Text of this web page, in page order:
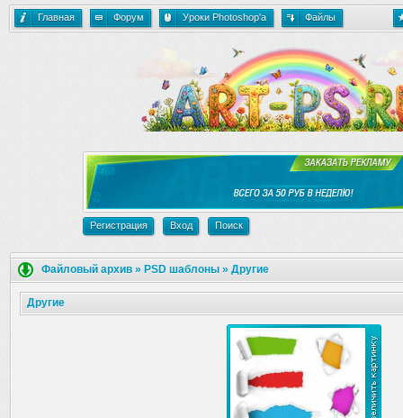
Главная Форум Уроки Photoshop'a Файлы
Регистрация Вход Поиск
Файловый архив » PSD шаблоны » Другие
Другие